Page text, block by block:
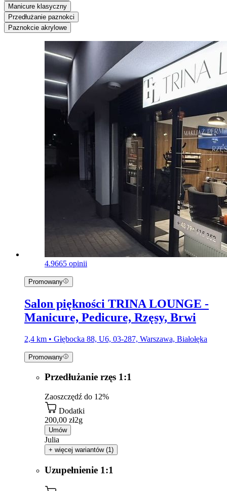
Manicure klasyczny
Przedłużanie paznokci
Paznokcie akrylowe
4.9665 opinii
Promowany
Salon piękności TRINA LOUNGE -
Manicure, Pedicure, Rzęsy, Brwi
2,4 km • Głębocka 88, U6, 03-287, Warszawa, Białołęka
Promowany
Przedłużanie rzęs 1:1
Zaoszczędź do 12%
Dodatki
200,00 zł2g
Umów
Julia
+ więcej wariantów (1)
Uzupełnienie 1:1